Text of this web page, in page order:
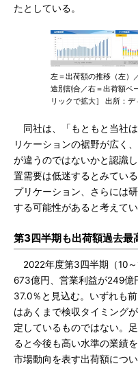
たとしている。
左＝出荷額の推移（左）
途別割合／右＝出荷額ベ
リックで拡大］ 出所：デ
同社は、「もともと当社
リケーションの裾野が広く
が違うのではないかと認識
置需要は低迷するとみてい
プリケーション、さらには
する可能性があると考えて
第3四半期も出荷額過去最
2022年度第3四半期（10
673億円、営業利益が249億
37.0％と見込む。いずれも
はあくまで検収タイミング
定しているものではない。
ると今後も高い水準の業績
市場動向を表す出荷額につ